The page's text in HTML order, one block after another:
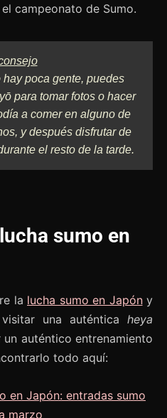
campeonato de Sumo.
poca gente, puedes
para tomar fotos o hacer
a comer en alguno de
y después disfrutar de
el resto de la tarde.
sumo en
la lucha sumo en Japóny
una auténtica heya
auténtico entrenamiento
todo aquí: